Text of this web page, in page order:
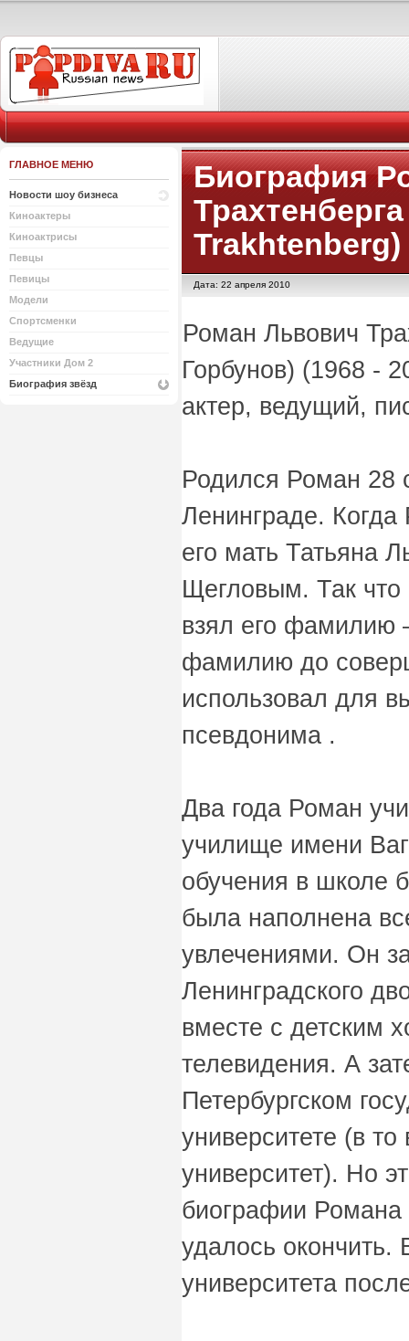
ГЛАВНОЕ МЕНЮ
Новости шоу бизнеса
Киноактеры
Киноактрисы
Певцы
Певицы
Модели
Спортсменки
Ведущие
Участники Дом 2
Биография звёзд
Биография
Trakhtenberg)
Дата: 22 апреля 2010
Роман Львович
Горбунов) (1968 -
актер, ведущий,
Родился Роман 28
Ленинграде.
его мать Татьяна
Щегловым. Так
взял его фамилию
фамилию до
использовал для
псевдонима .
Два года Роман
училище имени
обучения в школе
была наполнена
увлечениями. Он
Ленинградского
вместе с детским
телевидения. А
Петербургском
университете (в
университет). Но
биографии Романа
удалось окончить.
университета